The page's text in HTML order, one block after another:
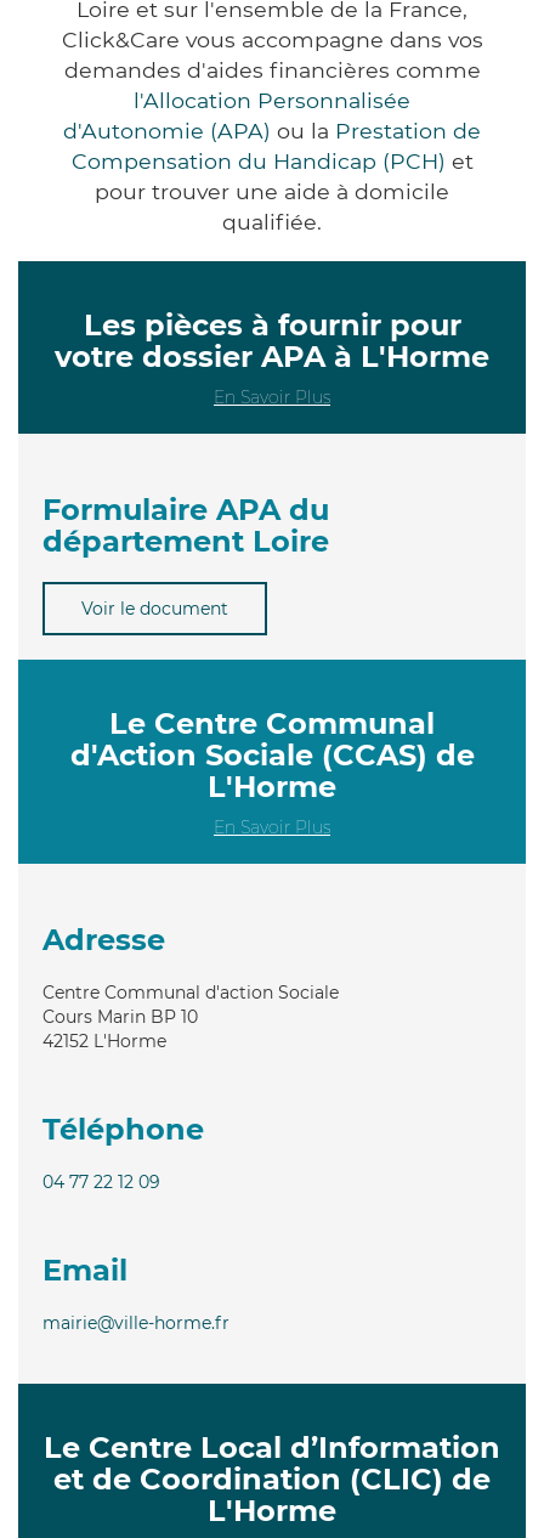
Loire et sur l'ensemble de la France,
Click&Care vous accompagne dans vos
demandes d'aides financières comme
l'Allocation Personnalisée
d'Autonomie (APA) ou la Prestation de
Compensation du Handicap (PCH) et
pour trouver une aide à domicile
qualifiée.
Les pièces à fournir pour
votre dossier APA à L'Horme
En Savoir Plus
Formulaire APA du
département Loire
Voir le document
Le Centre Communal
d'Action Sociale (CCAS) de
L'Horme
En Savoir Plus
Adresse
Centre Communal d'action Sociale
Cours Marin BP 10
42152 L'Horme
Téléphone
04 77 22 12 09
Email
mairie@ville-horme.fr
Le Centre Local d’Information
et de Coordination (CLIC) de
L'Horme